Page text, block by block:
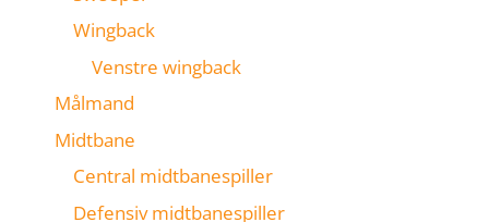
Wingback
Venstre wingback
Målmand
Midtbane
Central midtbanespiller
Defensiv midtbanespiller